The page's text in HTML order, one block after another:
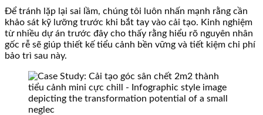
Để tránh lặp lại sai lầm, chúng tôi luôn nhấn mạnh rằng cần
khảo sát kỹ lưỡng trước khi bắt tay vào cải tạo. Kinh nghiệm
từ nhiều dự án trước đây cho thấy rằng hiểu rõ nguyên nhân
gốc rễ sẽ giúp thiết kế tiểu cảnh bền vững và tiết kiệm chi phí
bảo trì sau này.